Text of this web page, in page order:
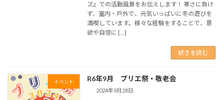
ズ』での活動風景をお伝えします！ 寒さに負け
ず、室内・戸外で、元気いっぱいに冬の遊びを
満喫しています。様々な経験をすることで、意
欲や自信に […]
続きを読む
イベント R6年9月 ブリエ祭・敬老会
2024年9月28日